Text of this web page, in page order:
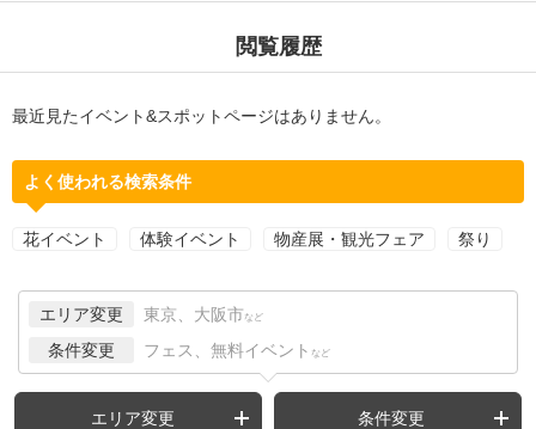
閲覧履歴
最近見たイベント&スポットページはありません。
よく使われる検索条件
花イベント 体験イベント 物産展・観光フェア 祭り
エリア変更 東京、大阪市 など
条件変更 フェス、無料イベント など
エリア変更 条件変更